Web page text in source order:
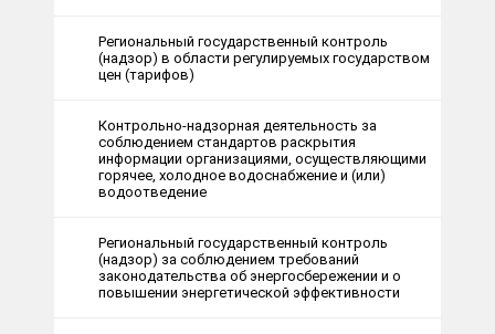
Региональный государственный контроль
(надзор) в области регулируемых государством
цен (тарифов)
Контрольно-надзорная деятельность за
соблюдением стандартов раскрытия
информации организациями, осуществляющими
горячее, холодное водоснабжение и (или)
водоотведение
Региональный государственный контроль
(надзор) за соблюдением требований
законодательства об энергосбережении и о
повышении энергетической эффективности